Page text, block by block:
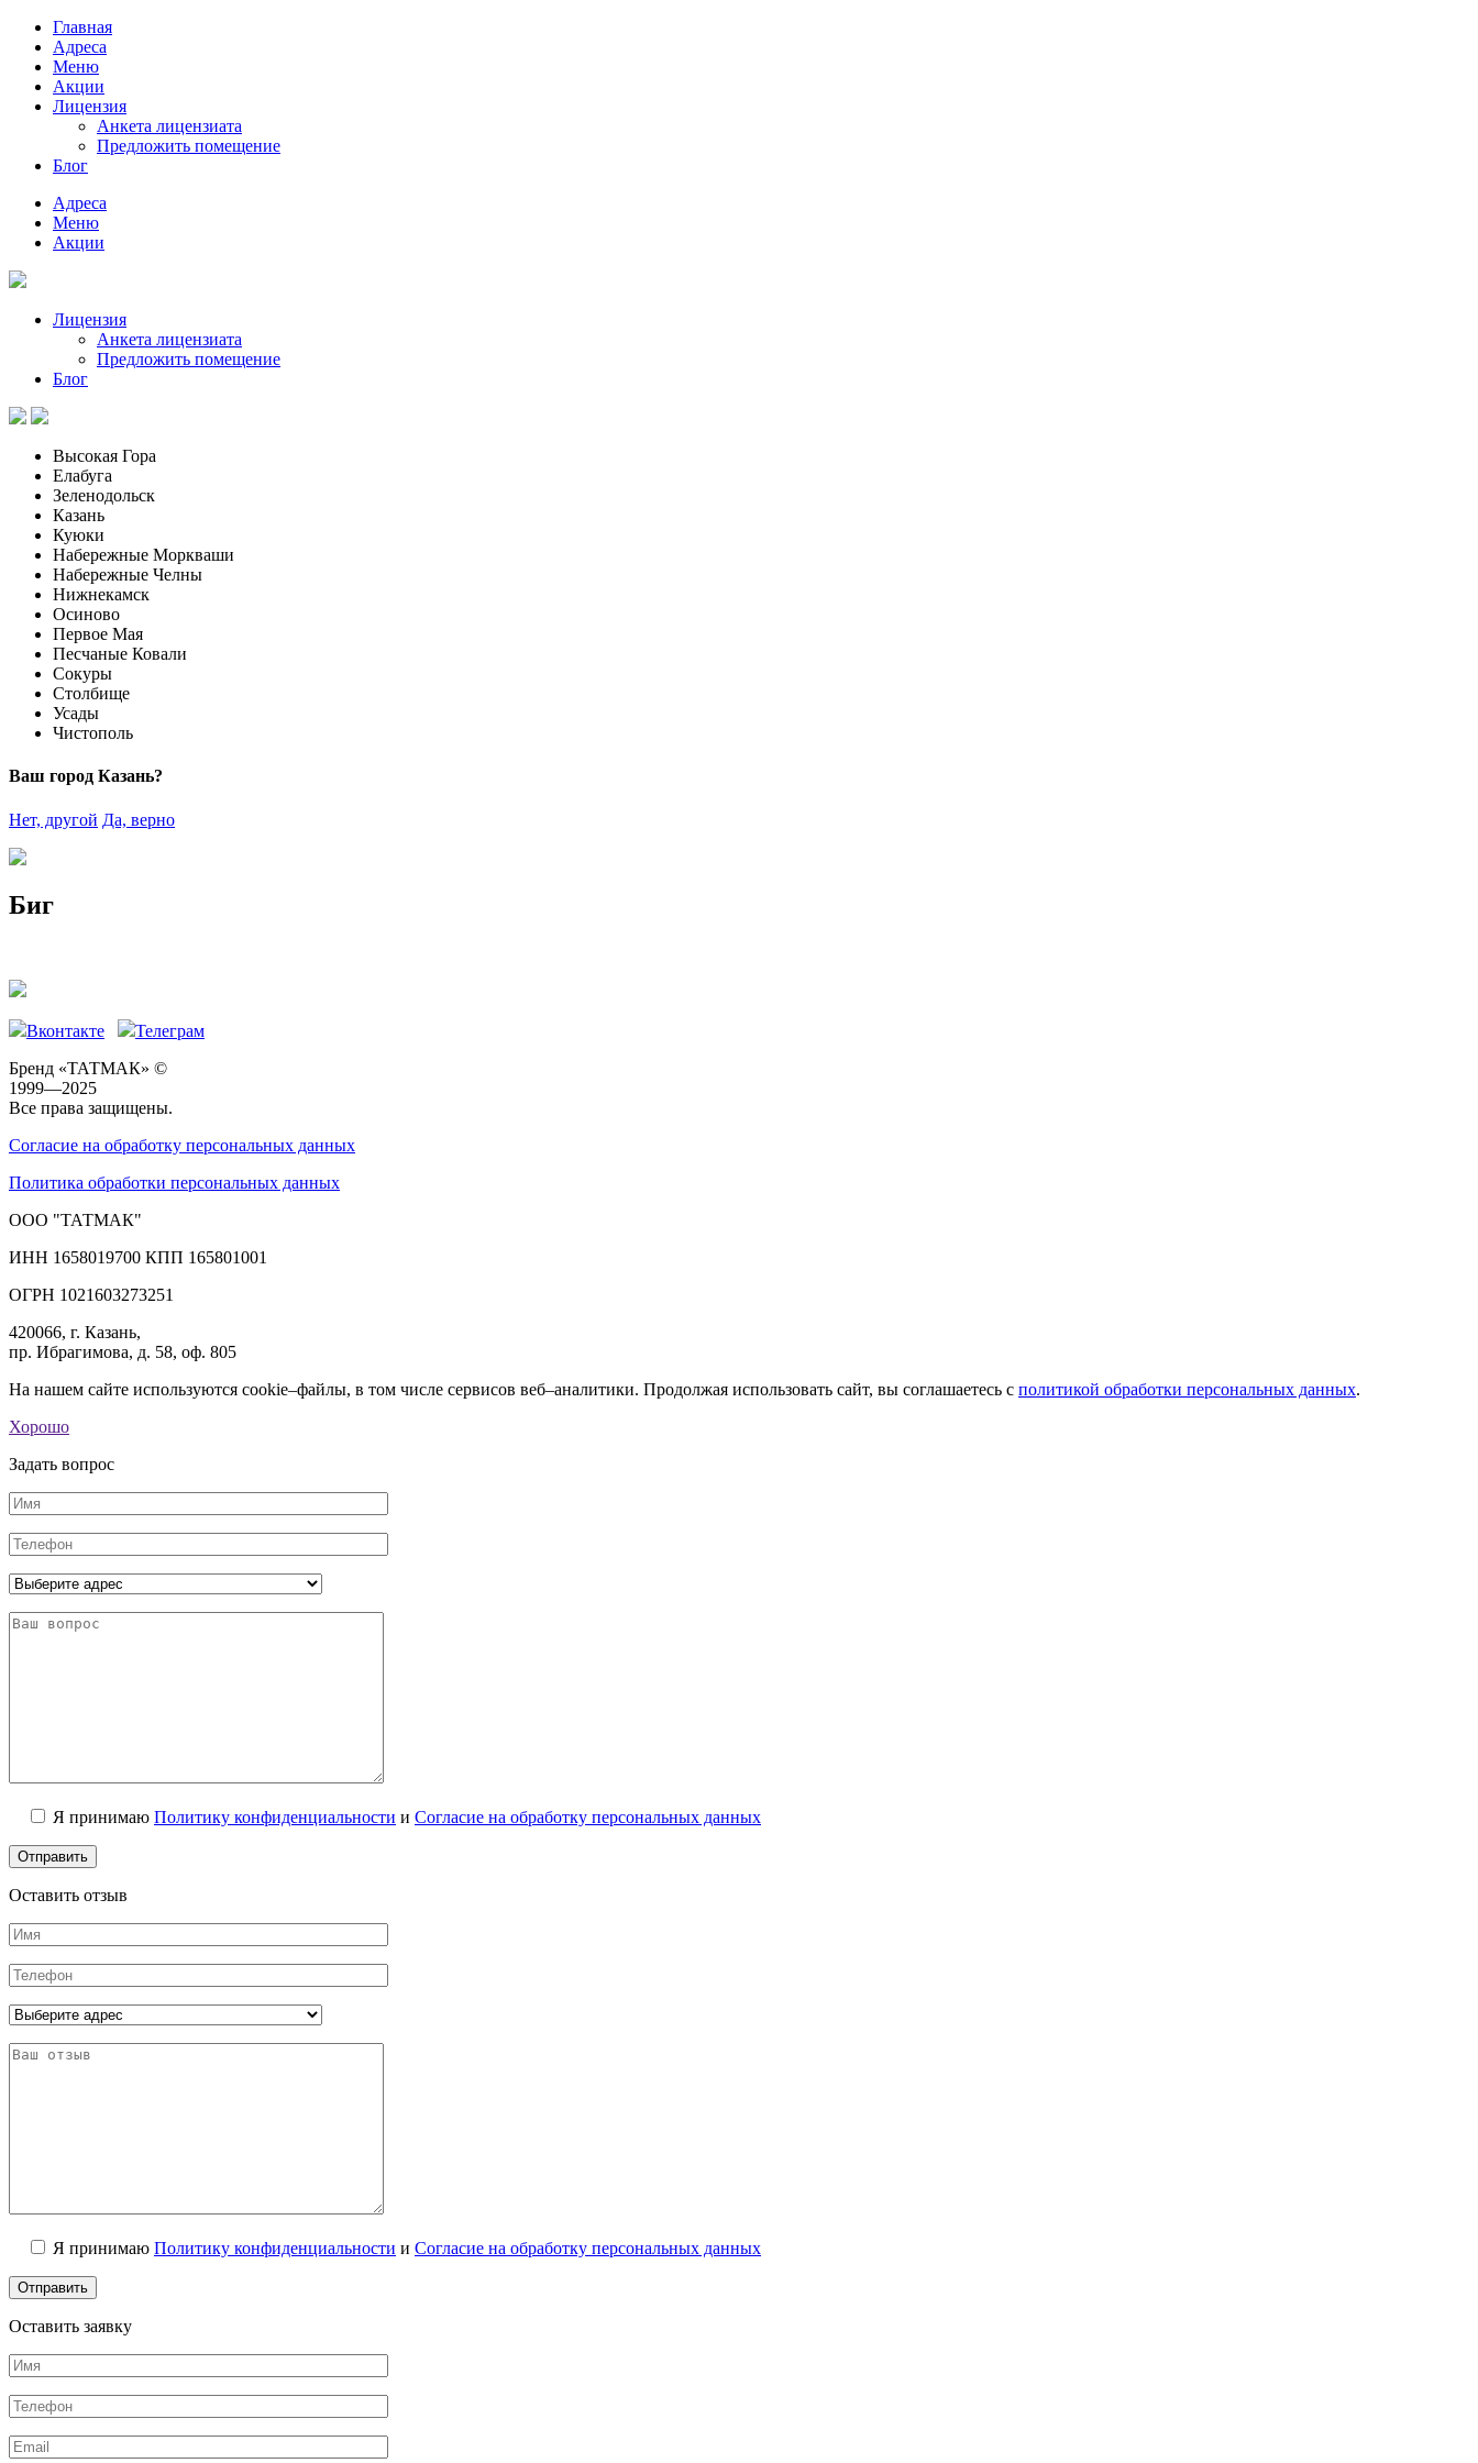
Главная
Адреса
Меню
Акции
Лицензия
Анкета лицензиата
Предложить помещение
Блог
Адреса
Меню
Акции
Лицензия
Анкета лицензиата
Предложить помещение
Блог
Высокая Гора
Елабуга
Зеленодольск
Казань
Куюки
Набережные Моркваши
Набережные Челны
Нижнекамск
Осиново
Первое Мая
Песчаные Ковали
Сокуры
Столбище
Усады
Чистополь
Ваш город Казань?
Нет, другой Да, верно
Биг
Вконтакте
Телеграм
Бренд «ТАТМАК» ©
1999—2025
Все права защищены.
Согласие на обработку персональных данных
Политика обработки персональных данных
ООО "ТАТМАК"
ИНН 1658019700 КПП 165801001
ОГРН 1021603273251
420066, г. Казань,
пр. Ибрагимова, д. 58, оф. 805
На нашем сайте используются cookie–файлы, в том числе сервисов веб–аналитики. Продолжая использовать сайт, вы соглашаетесь с политикой обработки персональных данных.
Хорошо
Задать вопрос
Я принимаю Политику конфиденциальности и Согласие на обработку персональных данных
Оставить отзыв
Я принимаю Политику конфиденциальности и Согласие на обработку персональных данных
Оставить заявку